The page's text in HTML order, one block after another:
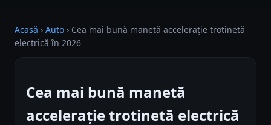
Acasă › Auto › Cea mai bună manetă accelerație trotinetă
electrică în 2026
Cea mai bună manetă
accelerație trotinetă electrică